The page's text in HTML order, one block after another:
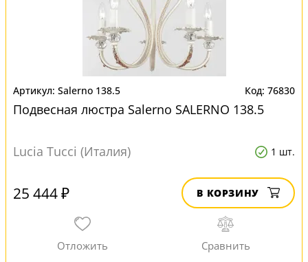
Salerno 138.5 76830
Подвесная люстра Salerno SALERNO 138.5
Lucia Tucci (Италия) 1 шт.
25 444 ₽ В КОРЗИНУ